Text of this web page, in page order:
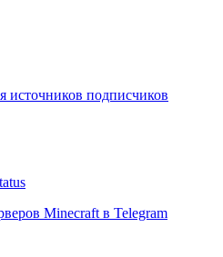
источников подписчиков
Minecraft в Telegram